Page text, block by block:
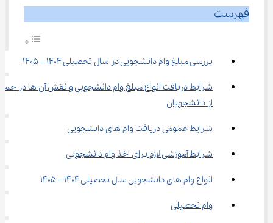
فهرست
بررسی مبلغ وام دانشجویی در سال تحصیلی 1404 – 1405
شرایط دریافت انواع مبلغ وام دانشجویی و نقش آن ها در
از دانشجویان
شرایط عمومی دریافت وام های دانشجویی
شرایط آموزشی لازم برای اخذ وام دانشجویی
انواع وام های دانشجویی سال تحصیلی 1404 – 1405
وام تحصیلی